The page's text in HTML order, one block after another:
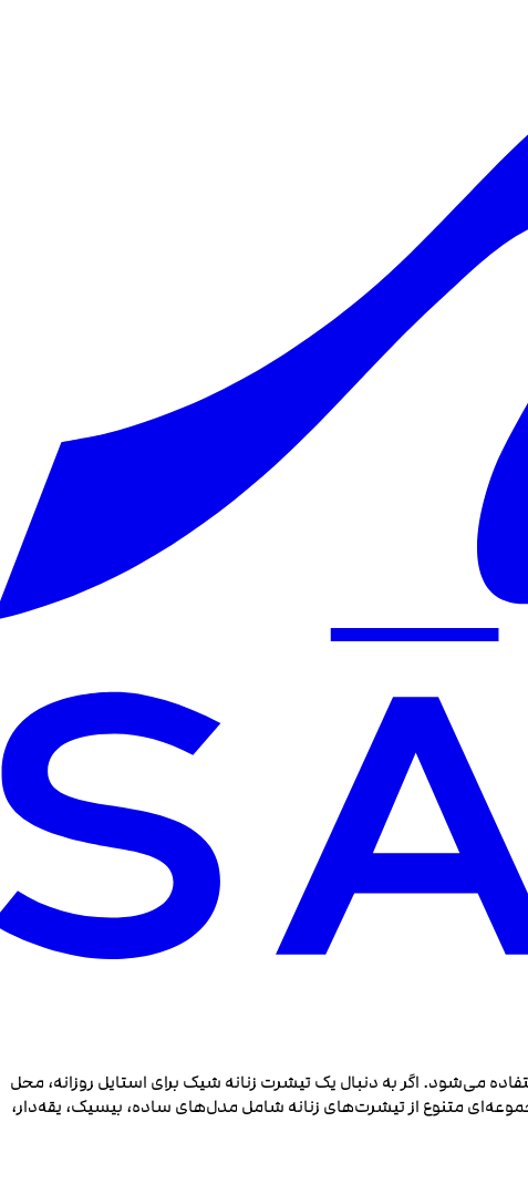
می‌شود. اگر به دنبال یک تیشرت زنانه شیک برای استایل روزانه، محل
متنوع از تیشرت‌های زنانه شامل مدل‌های ساده، بیسیک، یقه‌دار،